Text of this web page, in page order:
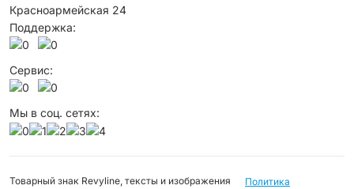
Красноармейская 24
Поддержка:
Сервис:
Мы в соц. сетях:
Товарный знак Revyline, тексты и изображения
Политика